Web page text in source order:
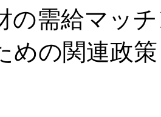
の需給マッ
めの関連政